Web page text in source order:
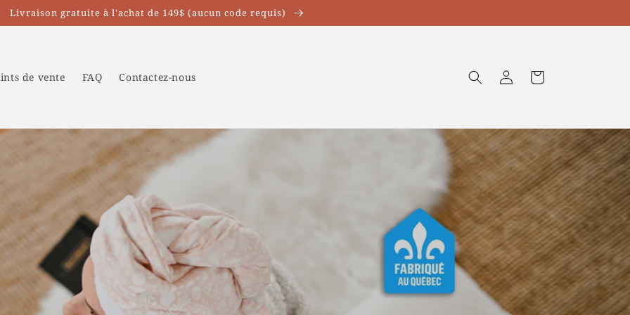
Livraison gratuite à l'achat de 149$ (aucun code requis)
de vente FAQ Contactez-nous ConnexionPanier